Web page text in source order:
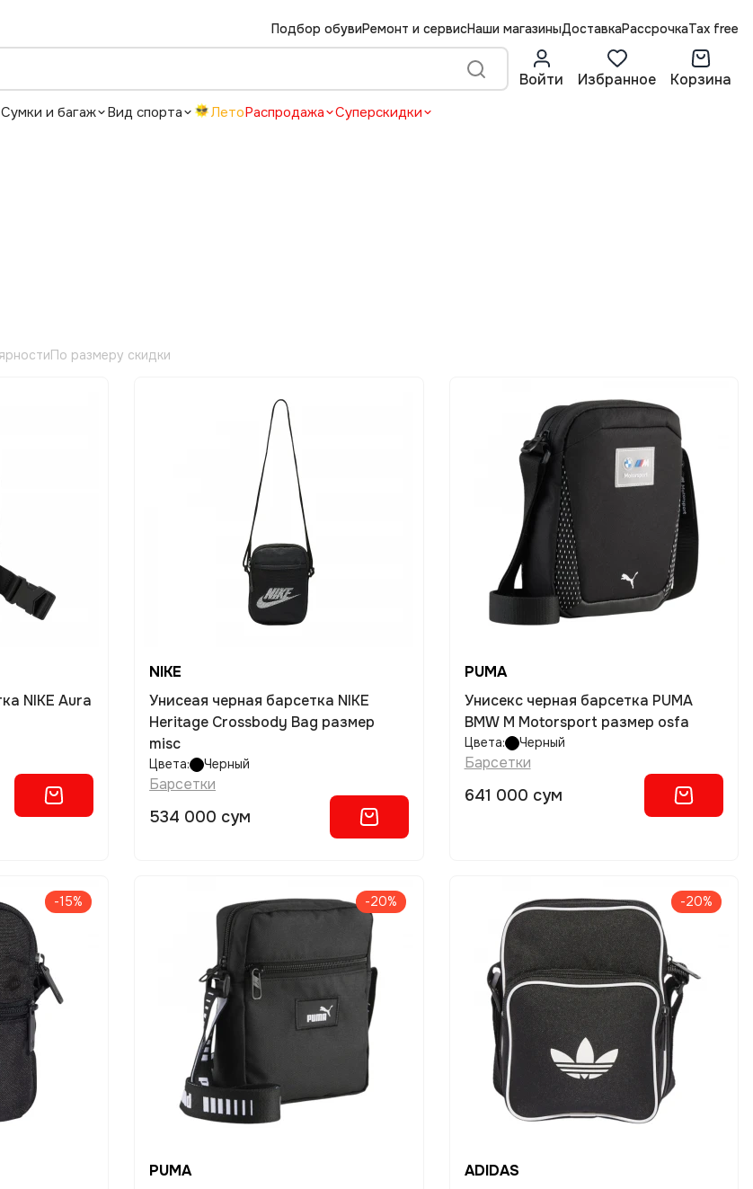
Подбор обувиРемонт и сервисНаши магазиныДоставкаРассрочкаTax free
Войти Избранное Корзина
Сумки и багаж Вид спорта ЛетоРаспродажа Суперскидки
По размеру скидки
NIKE Aura
NIKE
Унисеая черная барсетка NIKE
Heritage Crossbody Bag размер
misc
Цвета: Черный
Барсетки
534 000 сум
PUMA
Унисекс черная барсетка PUMA
BMW M Motorsport размер osfa
Цвета: Черный
Барсетки
641 000 сум
-15% -20%
PUMA
-20%
ADIDAS